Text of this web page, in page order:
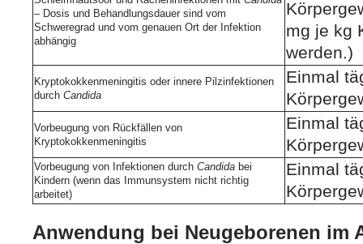
– Dosis und Behandlungsdauer sind vom
Schweregrad und vom genauen Ort der Infektion
abhängig
mg je kg
werden.)
Kryptokokkenmeningitis oder innere Pilzinfektionen
durch Candida
Einmal
Vorbeugung von Rückfällen von
Kryptokokkenmeningitis
Einmal
Vorbeugung von Infektionen durch Candida bei
Kindern (wenn das Immunsystem nicht richtig
arbeitet)
Einmal
Anwendung bei Neugeborenen im